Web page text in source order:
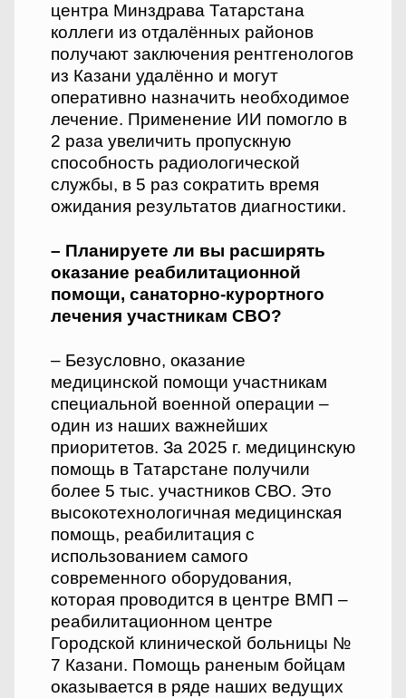
центра Минздрава Татарстана
коллеги из отдалённых районов
получают заключения рентгенологов
из Казани удалённо и могут
оперативно назначить необходимое
лечение. Применение ИИ помогло в
2 раза увеличить пропускную
способность радиологической
службы, в 5 раз сократить время
ожидания результатов диагностики.
– Планируете ли вы расширять
оказание реабилитационной
помощи, санаторно-курортного
лечения участникам СВО?
– Безусловно, оказание
медицинской помощи участникам
специальной военной операции –
один из наших важнейших
приоритетов. За 2025 г. медицинскую
помощь в Татарстане получили
более 5 тыс. участников СВО. Это
высокотехнологичная медицинская
помощь, реабилитация с
использованием самого
современного оборудования,
которая проводится в центре ВМП –
реабилитационном центре
Городской клинической больницы №
7 Казани. Помощь раненым бойцам
оказывается в ряде наших ведущих